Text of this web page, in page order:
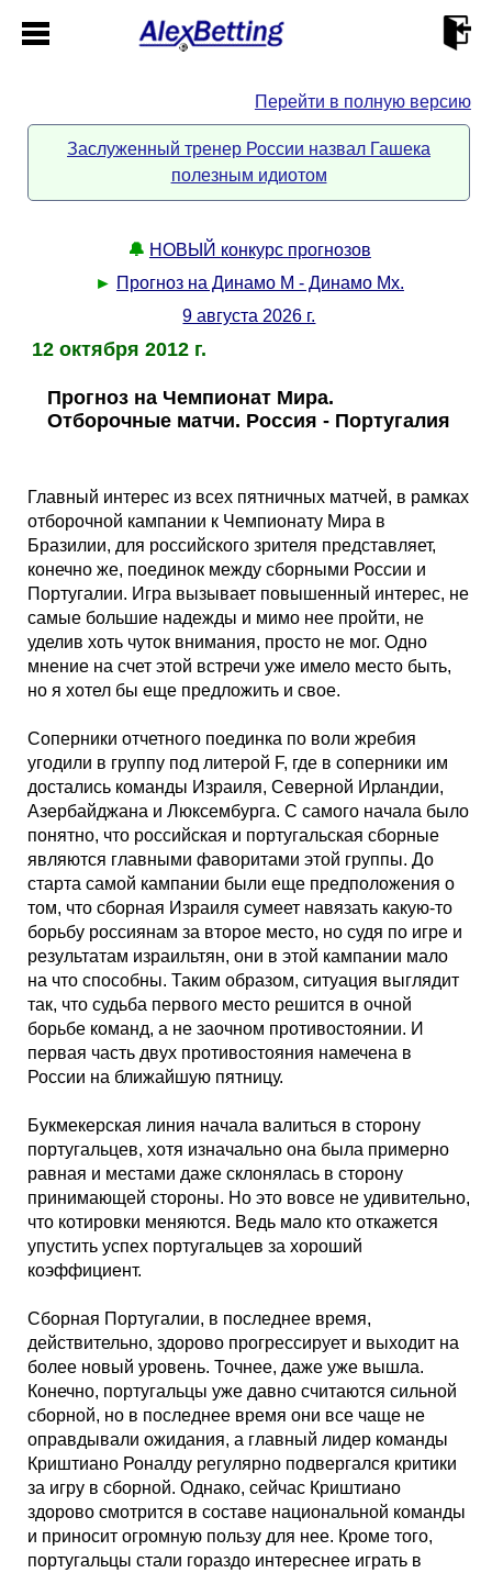
Описание
Ответы на вопросы
Отзывы
Новости
Партнёрка
Вакансии
Реклама
RSS
Контакты
►
Прогнозы
Бесплатные
Платные
Статистика
►
Таблицы
Чемпионатов
Серии
Еврокубки
Лига Чемпионов
Лига Европы
Лига Конференций
Чемпионат Мира
Чемпионат Европы
Кубок Мира (отбор)
Кубок Европы (отбор)
Лига Наций
Инструменты
Поиск команд
Расчёт системы
На что ставят?
Telegram Bot
Telegram Bot
Перейти в полную версию
Заслуженный тренер России назвал Гашека
полезным идиотом
🔔 НОВЫЙ конкурс прогнозов
► Прогноз на Динамо М - Динамо Мх.
9 августа 2026 г.
12 октября 2012 г.
Прогноз на Чемпионат Мира.
Отборочные матчи. Россия - Португалия
Главный интерес из всех пятничных матчей, в рамках
отборочной кампании к Чемпионату Мира в
Бразилии, для российского зрителя представляет,
конечно же, поединок между сборными России и
Португалии. Игра вызывает повышенный интерес, не
самые большие надежды и мимо нее пройти, не
уделив хоть чуток внимания, просто не мог. Одно
мнение на счет этой встречи уже имело место быть,
но я хотел бы еще предложить и свое.
Соперники отчетного поединка по воли жребия
угодили в группу под литерой F, где в соперники им
достались команды Израиля, Северной Ирландии,
Азербайджана и Люксембурга. С самого начала было
понятно, что российская и португальская сборные
являются главными фаворитами этой группы. До
старта самой кампании были еще предположения о
том, что сборная Израиля сумеет навязать какую-то
борьбу россиянам за второе место, но судя по игре и
результатам израильтян, они в этой кампании мало
на что способны. Таким образом, ситуация выглядит
так, что судьба первого место решится в очной
борьбе команд, а не заочном противостоянии. И
первая часть двух противостояния намечена в
России на ближайшую пятницу.
Букмекерская линия начала валиться в сторону
португальцев, хотя изначально она была примерно
равная и местами даже склонялась в сторону
принимающей стороны. Но это вовсе не удивительно,
что котировки меняются. Ведь мало кто откажется
упустить успех португальцев за хороший
коэффициент.
Сборная Португалии, в последнее время,
действительно, здорово прогрессирует и выходит на
более новый уровень. Точнее, даже уже вышла.
Конечно, португальцы уже давно считаются сильной
сборной, но в последнее время они все чаще не
оправдывали ожидания, а главный лидер команды
Криштиано Роналду регулярно подвергался критики
за игру в сборной. Однако, сейчас Криштиано
здорово смотрится в составе национальной команды
и приносит огромную пользу для нее. Кроме того,
португальцы стали гораздо интереснее играть в